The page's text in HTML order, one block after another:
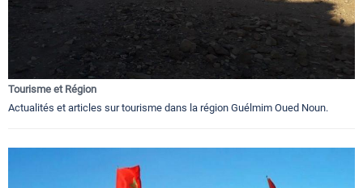
Tourisme et Région
Actualités et articles sur tourisme dans la région Guélmim Oued Noun.